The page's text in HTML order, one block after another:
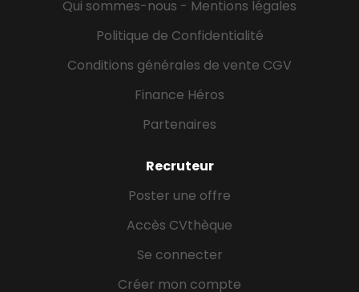
Qui sommes-nous - Mentions légales
Politique de Confidentialité
Conditions générales de vente CGV
Finance Héros
Partenaires
Recruteur
Poster une offre
Accès CVthèque
Se connecter
Créer mon compte